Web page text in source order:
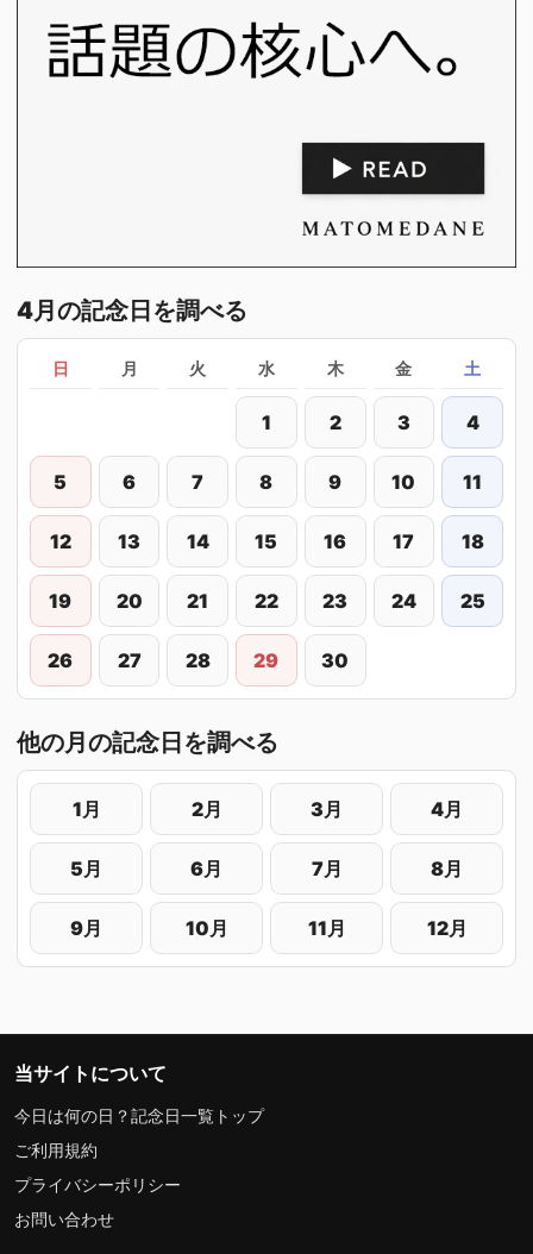
4月の記念日を調べる
日 月 火 水 木 金 土
1 2 3 4
5 6 7 8 9 10 11
12 13 14 15 16 17 18
19 20 21 22 23 24 25
26 27 28 29 30
他の月の記念日を調べる
1月 2月 3月 4月
5月 6月 7月 8月
9月 10月 11月 12月
当サイトについて
今日は何の日？記念日一覧トップ
ご利用規約
プライバシーポリシー
お問い合わせ